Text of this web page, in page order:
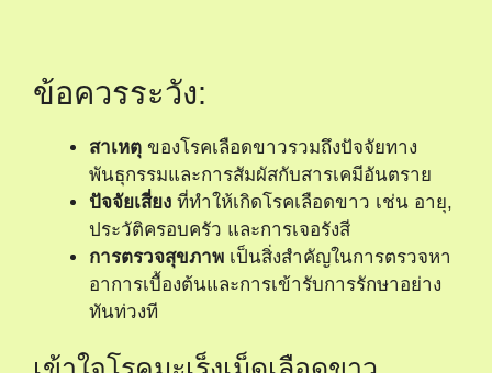
ข้อควรระวัง:
สาเหตุ ของโรคเลือดขาวรวมถึงปัจจัยทาง
พันธุกรรมและการสัมผัสกับสารเคมีอันตราย
ปัจจัยเสี่ยง ที่ทำให้เกิดโรคเลือดขาว เช่น อายุ,
ประวัติครอบครัว และการเจอรังสี
การตรวจสุขภาพ เป็นสิ่งสำคัญในการตรวจหา
อาการเบื้องต้นและการเข้ารับการรักษาอย่าง
ทันท่วงที